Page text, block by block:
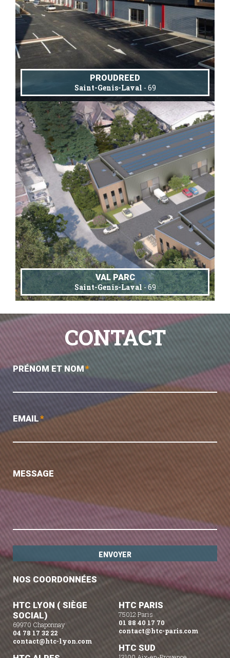
PROUDREED
Saint-Genis-Laval - 69
VAL PARC
Saint-Genis-Laval- 69
CONTACT
PRÉNOM ET NOM*
EMAIL*
MESSAGE
NOS COORDONNÉES
HTC LYON ( SIÈGE
SOCIAL)
69970 Chaponnay
04 78 17 32 22
contact@htc-lyon.com
HTC PARIS
75012 Paris
01 88 40 17 70
contact@htc-paris.com
HTC SUD